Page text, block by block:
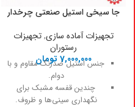
جا سیخی استیل صنعتی چرخدار
تجهیزات آماده سازی,تجهیزات
رستوران
7,000,000 تومان
جنس استیل ضدزنگ مقاوم و با
دوام.
چندین قفسه مشبک برای
نگهداری سینی‌ها و ظروف.